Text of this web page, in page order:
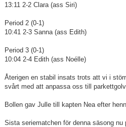
13:11 2-2 Clara (ass Siri)
Period 2 (0-1)
10:41 2-3 Sanna (ass Edith)
Period 3 (0-1)
10:04 2-4 Edith (ass Noélle)
Återigen en stabil insats trots att vi i
svårt med att anpassa oss till
Bollen gav Julle till kapten Nea efter
Sista seriematchen för denna säsong